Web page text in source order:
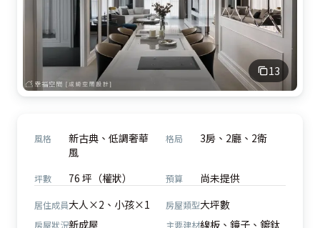
13
風格
新古典、低調奢華
風
格局 3房、2廳、2衛
坪數 76 坪（權狀） 預算 尚未提供
居住成員大人×2、小孩×1 房屋類型大坪數
房屋狀況新成屋 主要建材線板、鏡子、鍍鈦